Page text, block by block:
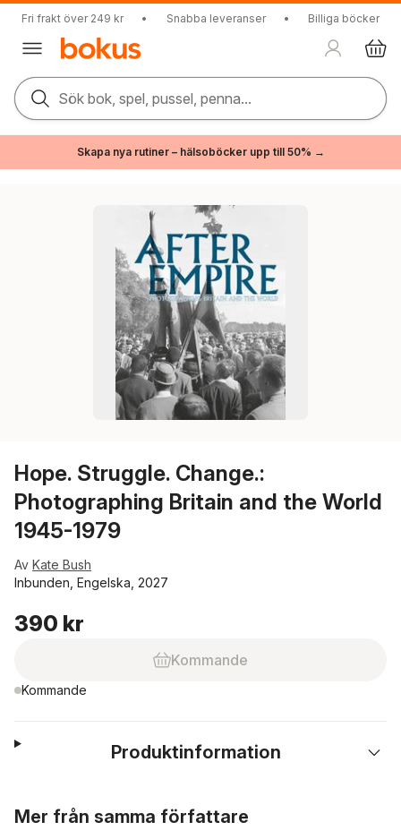
Fri frakt över 249 kr • Snabba leveranser • Billiga böcker
Sök bok, spel, pussel, penna...
Skapa nya rutiner – hälsoböcker upp till 50% →
Hope. Struggle. Change.:
Photographing Britain and the World
1945-1979
Av Kate Bush
Inbunden, Engelska, 2027
390 kr
Kommande
Kommande
Produktinformation
Mer från samma författare